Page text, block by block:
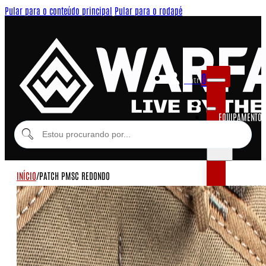
Pular para o conteúdo principal Pular para o rodapé
Entrar
0
EQUIPAMENTOS
COLETES
INÍCIO/PATCH PMSC REDONDO